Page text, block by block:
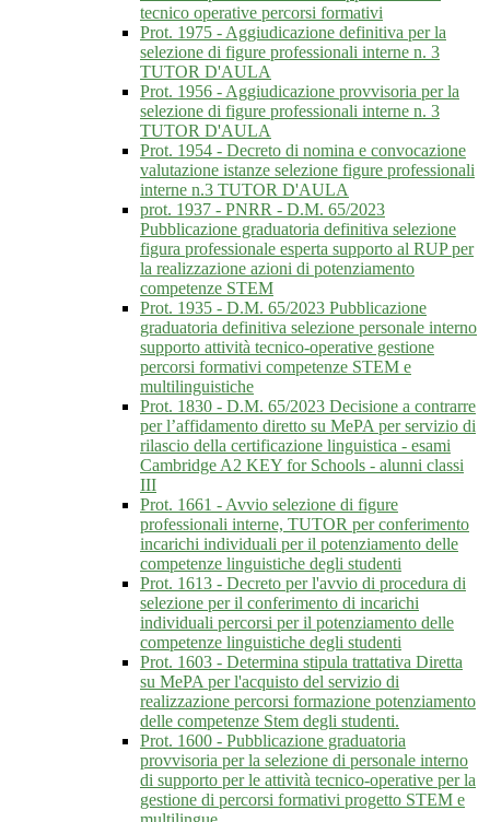
tecnico operative percorsi formativi
Prot. 1975 - Aggiudicazione definitiva per la
selezione di figure professionali interne n. 3
TUTOR D'AULA
Prot. 1956 - Aggiudicazione provvisoria per la
selezione di figure professionali interne n. 3
TUTOR D'AULA
Prot. 1954 - Decreto di nomina e convocazione
valutazione istanze selezione figure professionali
interne n.3 TUTOR D'AULA
prot. 1937 - PNRR - D.M. 65/2023
Pubblicazione graduatoria definitiva selezione
figura professionale esperta supporto al RUP per
la realizzazione azioni di potenziamento
competenze STEM
Prot. 1935 - D.M. 65/2023 Pubblicazione
graduatoria definitiva selezione personale interno
supporto attività tecnico-operative gestione
percorsi formativi competenze STEM e
multilinguistiche
Prot. 1830 - D.M. 65/2023 Decisione a contrarre
per l’affidamento diretto su MePA per servizio di
rilascio della certificazione linguistica - esami
Cambridge A2 KEY for Schools - alunni classi
III
Prot. 1661 - Avvio selezione di figure
professionali interne, TUTOR per conferimento
incarichi individuali per il potenziamento delle
competenze linguistiche degli studenti
Prot. 1613 - Decreto per l'avvio di procedura di
selezione per il conferimento di incarichi
individuali percorsi per il potenziamento delle
competenze linguistiche degli studenti
Prot. 1603 - Determina stipula trattativa Diretta
su MePA per l'acquisto del servizio di
realizzazione percorsi formazione potenziamento
delle competenze Stem degli studenti.
Prot. 1600 - Pubblicazione graduatoria
provvisoria per la selezione di personale interno
di supporto per le attività tecnico-operative per la
gestione di percorsi formativi progetto STEM e